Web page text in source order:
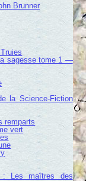
Brunner
sagesse tome 1 —
la Science-Fiction
remparts
vert
: Les maîtres des